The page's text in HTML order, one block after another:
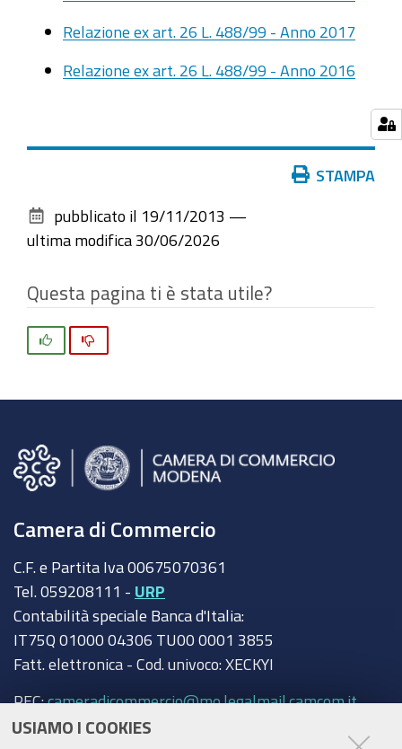
USIAMO I COOKIES
Relazione ex art. 26 L. 488/99 - Anno 2017
Relazione ex art. 26 L. 488/99 - Anno 2016
documento
STAMPA
pubblicato il 19/11/2013 —
ultima modifica 30/06/2026
Questa pagina ti è stata utile?
Camera di Commercio
C.F. e Partita Iva 00675070361
Tel. 059208111 - URP
Contabilità speciale Banca d'Italia:
IT75Q 01000 04306 TU00 0001 3855
Fatt. elettronica - Cod. univoco: XECKYI
PEC:cameradicommercio@mo.legalmail.camcom.it
Trasparenza